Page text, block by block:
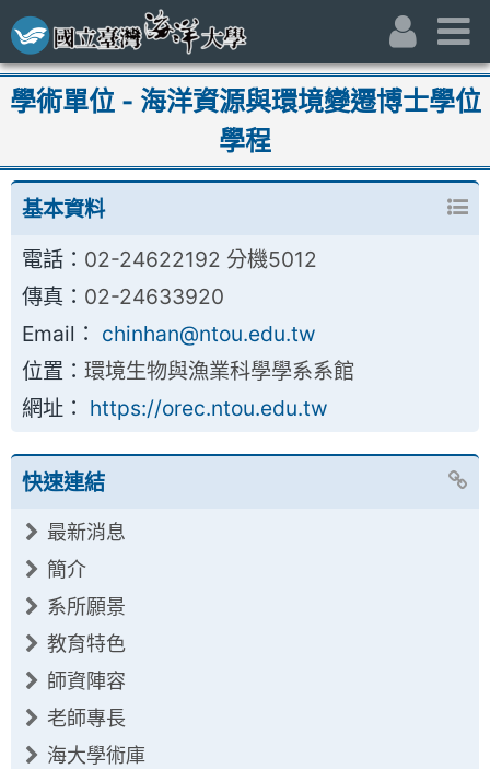
跳到主要內容區
::: 身份別主
:::
學術單位 - 海洋資源與環境變遷博士學位
學程
基本資料
電話： 02-24622192 分機5012
傳真： 02-24633920
Email： chinhan@ntou.edu.tw
位置： 環境生物與漁業科學學系系館
網址： https://orec.ntou.edu.tw
快速連結
最新消息
簡介
系所願景
教育特色
師資陣容
老師專長
海大學術庫